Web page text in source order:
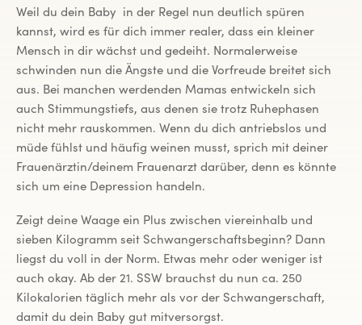
Weil du dein Baby in der Regel nun deutlich spüren
kannst, wird es für dich immer realer, dass ein kleiner
Mensch in dir wächst und gedeiht. Normalerweise
schwinden nun die Ängste und die Vorfreude breitet sich
aus. Bei manchen werdenden Mamas entwickeln sich
auch Stimmungstiefs, aus denen sie trotz Ruhephasen
nicht mehr rauskommen. Wenn du dich antriebslos und
müde fühlst und häufig weinen musst, sprich mit deiner
Frauenärztin/deinem Frauenarzt darüber, denn es könnte
sich um eine Depression handeln.
Zeigt deine Waage ein Plus zwischen viereinhalb und
sieben Kilogramm seit Schwangerschaftsbeginn? Dann
liegst du voll in der Norm. Etwas mehr oder weniger ist
auch okay. Ab der 21. SSW brauchst du nun ca. 250
Kilokalorien täglich mehr als vor der Schwangerschaft,
damit du dein Baby gut mitversorgst.